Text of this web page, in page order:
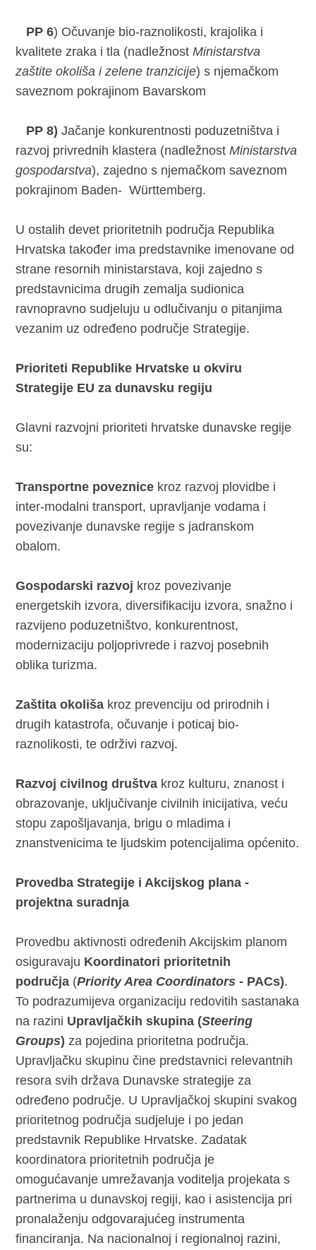
PP 6) Očuvanje bio-raznolikosti, krajolika i
kvalitete zraka i tla (nadležnostMinistarstva
zaštite okoliša i zelene tranzicije) s njemačkom
saveznom pokrajinom Bavarskom
PP 8) Jačanje konkurentnosti poduzetništva i
razvoj privrednih klastera (nadležnostMinistarstva
gospodarstva), zajedno s njemačkom saveznom
pokrajinom Baden- Württemberg.
U ostalih devet prioritetnih područja Republika
Hrvatska također ima predstavnike imenovane od
strane resornih ministarstava, koji zajedno s
predstavnicima drugih zemalja sudionica
ravnopravno sudjeluju u odlučivanju o pitanjima
vezanim uz određeno područje Strategije.
Prioriteti Republike Hrvatske u okviru
Strategije EU za dunavsku regiju
Glavni razvojni prioriteti hrvatske dunavske regije
su:
Transportne poveznice kroz razvoj plovidbe i
inter-modalni transport, upravljanje vodama i
povezivanje dunavske regije s jadranskom
obalom.
Gospodarski razvoj kroz povezivanje
energetskih izvora, diversifikaciju izvora, snažno i
razvijeno poduzetništvo, konkurentnost,
modernizaciju poljoprivrede i razvoj posebnih
oblika turizma.
Zaštita okoliša kroz prevenciju od prirodnih i
drugih katastrofa, očuvanje i poticaj bio-
raznolikosti, te održivi razvoj.
Razvoj civilnog društva kroz kulturu, znanost i
obrazovanje, uključivanje civilnih inicijativa, veću
stopu zapošljavanja, brigu o mladima i
znanstvenicima te ljudskim potencijalima općenito.
Provedba Strategije i Akcijskog plana -
projektna suradnja
Provedbu aktivnosti određenih Akcijskim planom
osiguravaju Koordinatori prioritetnih
područja (Priority Area Coordinators - PACs).
To podrazumijeva organizaciju redovitih sastanaka
na razini Upravljačkih skupina (Steering
Groups) za pojedina prioritetna područja.
Upravljačku skupinu čine predstavnici relevantnih
resora svih država Dunavske strategije za
određeno područje. U Upravljačkoj skupini svakog
prioritetnog područja sudjeluje i po jedan
predstavnik Republike Hrvatske. Zadatak
koordinatora prioritetnih područja je
omogućavanje umrežavanja voditelja projekata s
partnerima u dunavskoj regiji, kao i asistencija pri
pronalaženju odgovarajućeg instrumenta
financiranja. Na nacionalnoj i regionalnoj razini,